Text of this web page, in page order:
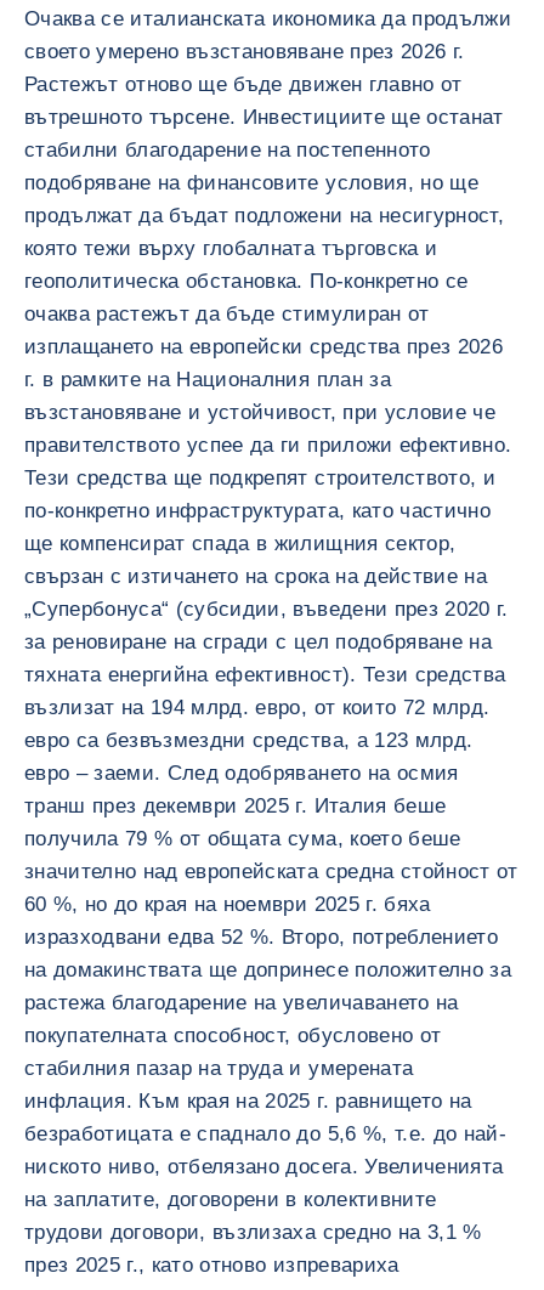
Очаква се италианската икономика да продължи
своето умерено възстановяване през 2026 г.
Растежът отново ще бъде движен главно от
вътрешното търсене. Инвестициите ще останат
стабилни благодарение на постепенното
подобряване на финансовите условия, но ще
продължат да бъдат подложени на несигурност,
която тежи върху глобалната търговска и
геополитическа обстановка. По-конкретно се
очаква растежът да бъде стимулиран от
изплащането на европейски средства през 2026
г. в рамките на Националния план за
възстановяване и устойчивост, при условие че
правителството успее да ги приложи ефективно.
Тези средства ще подкрепят строителството, и
по-конкретно инфраструктурата, като частично
ще компенсират спада в жилищния сектор,
свързан с изтичането на срока на действие на
„Супербонуса“ (субсидии, въведени през 2020 г.
за реновиране на сгради с цел подобряване на
тяхната енергийна ефективност). Тези средства
възлизат на 194 млрд. евро, от които 72 млрд.
евро са безвъзмездни средства, а 123 млрд.
евро – заеми. След одобряването на осмия
транш през декември 2025 г. Италия беше
получила 79 % от общата сума, което беше
значително над европейската средна стойност от
60 %, но до края на ноември 2025 г. бяха
изразходвани едва 52 %. Второ, потреблението
на домакинствата ще допринесе положително за
растежа благодарение на увеличаването на
покупателната способност, обусловено от
стабилния пазар на труда и умерената
инфлация. Към края на 2025 г. равнището на
безработицата е спаднало до 5,6 %, т.е. до най-
ниското ниво, отбелязано досега. Увеличенията
на заплатите, договорени в колективните
трудови договори, възлизаха средно на 3,1 %
през 2025 г., като отново изпревариха